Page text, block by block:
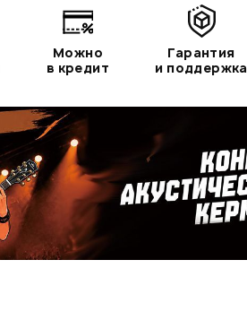
Можно
в кредит
Гарантия
и поддержка